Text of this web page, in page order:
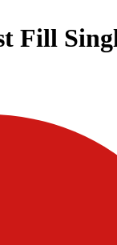
Fill